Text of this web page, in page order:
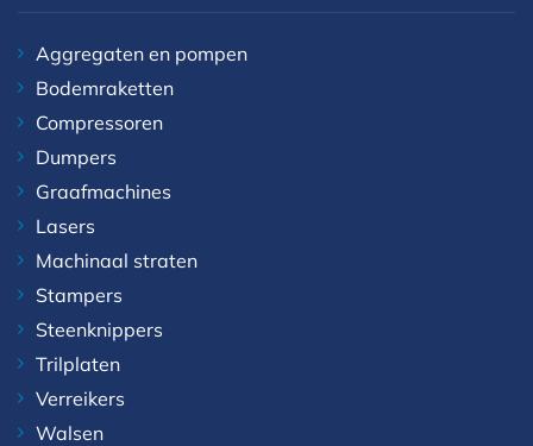
Aggregaten en pompen
Bodemraketten
Compressoren
Dumpers
Graafmachines
Lasers
Machinaal straten
Stampers
Steenknippers
Trilplaten
Verreikers
Walsen